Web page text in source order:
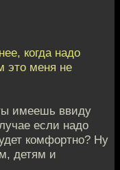
когда надо
это меня не
имеешь ввиду
если надо
комфортно? Ну
детям и